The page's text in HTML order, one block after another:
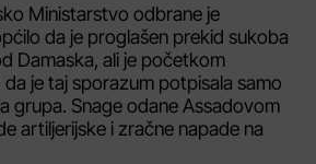
Ministarstvo odbrane je
da je proglašen prekid sukoba
Damaska, ali je početkom
je taj sporazum potpisala samo
grupa. Snage odane Assadovom
artiljerijske i zračne napade na